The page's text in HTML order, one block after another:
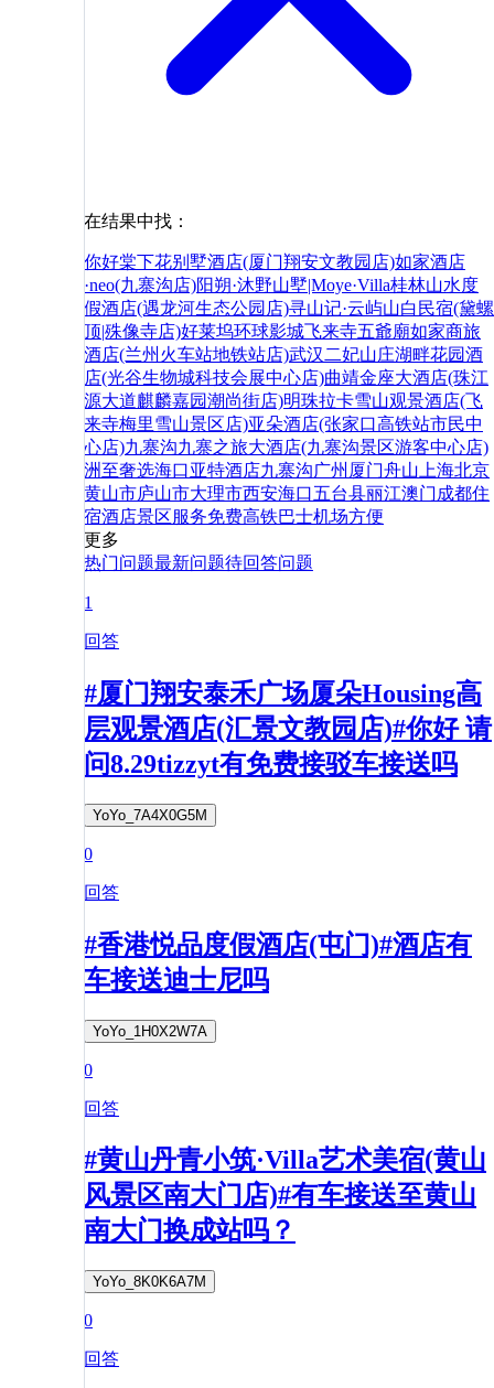
在结果中找：
你好棠下花别墅酒店(厦门翔安文教园店)如家酒店
·neo(九寨沟店)阳朔·沐野山墅|Moye·Villa桂林山水度
假酒店(遇龙河生态公园店)寻山记·云屿山白民宿(黛螺
顶|殊像寺店)好莱坞环球影城飞来寺五爺廟如家商旅
酒店(兰州火车站地铁站店)武汉二妃山庄湖畔花园酒
店(光谷生物城科技会展中心店)曲靖金座大酒店(珠江
源大道麒麟嘉园潮尚街店)明珠拉卡雪山观景酒店(飞
来寺梅里雪山景区店)亚朵酒店(张家口高铁站市民中
心店)九寨沟九寨之旅大酒店(九寨沟景区游客中心店)
洲至奢选海口亚特酒店九寨沟广州 厦门舟山 上海北京
黄山市庐山市大理市西安海口五台县丽江澳门 成都住
宿酒店景区服务免费高铁巴士机场方便
更多
热门问题最新问题待回答问题
1
回答
#厦门翔安泰禾广场厦朵Housing高
层观景酒店(汇景文教园店)#你好 请
问8.29tizzyt有免费接驳车接送吗
YoYo_7A4X0G5M
0
回答
#香港悦品度假酒店(屯门)#酒店有
车接送迪士尼吗
YoYo_1H0X2W7A
0
回答
#黄山丹青小筑·Villa艺术美宿(黄山
风景区南大门店)#有车接送至黄山
南大门换成站吗？
YoYo_8K0K6A7M
0
回答